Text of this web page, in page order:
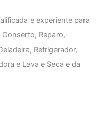
e experiente para
Reparo,
Refrigerador,
e Lava e Seca e da